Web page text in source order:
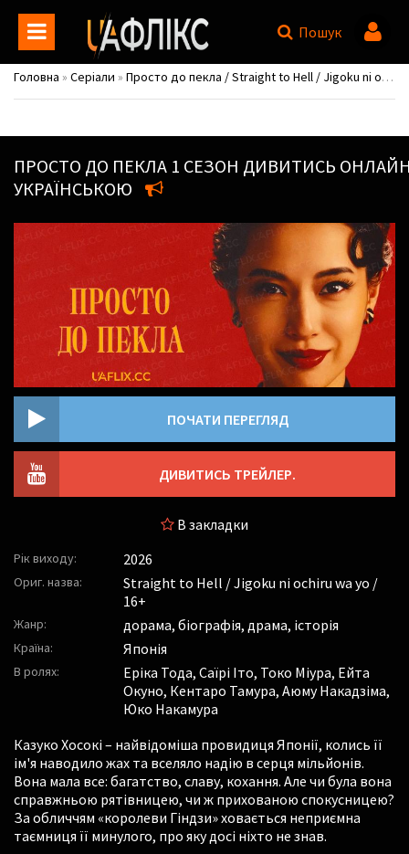
Пошук
Головна » Серіали » Просто до пекла / Straight to Hell / Jigoku ni ochiru wa yo
ПРОСТО ДО ПЕКЛА 1 СЕЗОН ДИВИТИСЬ
УКРАЇНСЬКОЮ
ПОЧАТИ ПЕРЕГЛЯД
ДИВИТИСЬ ТРЕЙЛЕР.
В закладки
Рік виходу: 2026
Ориг. назва:
Straight to Hell / Jigoku ni ochiru wa yo /
16+
Жанр: дорама, біографія, драма, історія
Країна: Японія
В ролях: Еріка Тода, Саїрі Іто, Токо Міура, Ейта
Окуно, Кентаро Тамура, Аюму Накадзіма,
Юко Накамура
Казуко Хосокі – найвідоміша провидиця Японії, колись її
ім'я наводило жах та вселяло надію в серця мільйонів.
Вона мала все: багатство, славу, кохання. Але чи була вона
справжньою рятівницею, чи ж прихованою спокусницею?
За обличчям «королеви Гіндзи» ховається неприємна
таємниця її минулого, про яку досі ніхто не знав.